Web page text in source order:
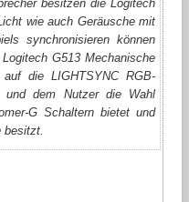
besitzen die Logitech
wie auch Geräusche mit
synchronisieren können
G513 Mechanische
auf die LIGHTSYNC RGB-
und dem Nutzer die Wahl
G Schaltern bietet und
besitzt.